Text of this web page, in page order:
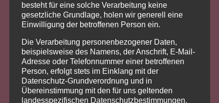
Cathrin Müller
Geschäftsleitung
Bahnhofstraße 5
90518 Altdorf
Tel. +49 9187 – 9226780
Fax +49 9187 – 9226778
Mobil +49 151 – 25800407
Mail:Info@a2-immobilien.de
besteht für eine solche Verarbeitung keine
gesetzliche Grundlage, holen wir generell eine
Einwilligung der betroffenen Person ein.
Die Verarbeitung personenbezogener Daten,
beispielsweise des Namens, der Anschrift, E-Mail-
Adresse oder Telefonnummer einer betroffenen
Person, erfolgt stets im Einklang mit der
Datenschutz-Grundverordnung und in
Übereinstimmung mit den für uns geltenden
landesspezifischen Datenschutzbestimmungen.